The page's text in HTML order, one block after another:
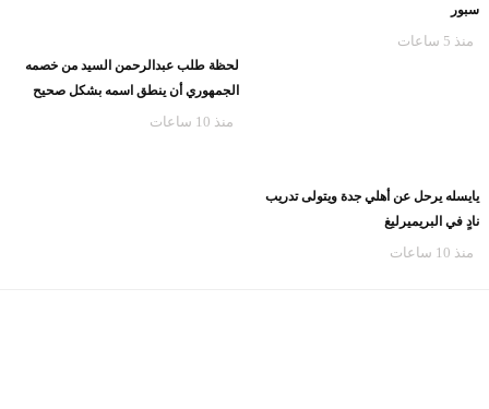
سبور
منذ 5 ساعات
لحظة طلب عبدالرحمن السيد من خصمه
الجمهوري أن ينطق اسمه بشكل صحيح
منذ 10 ساعات
يايسله يرحل عن أهلي جدة ويتولى تدريب
نادٍ في البريميرليغ
منذ 10 ساعات